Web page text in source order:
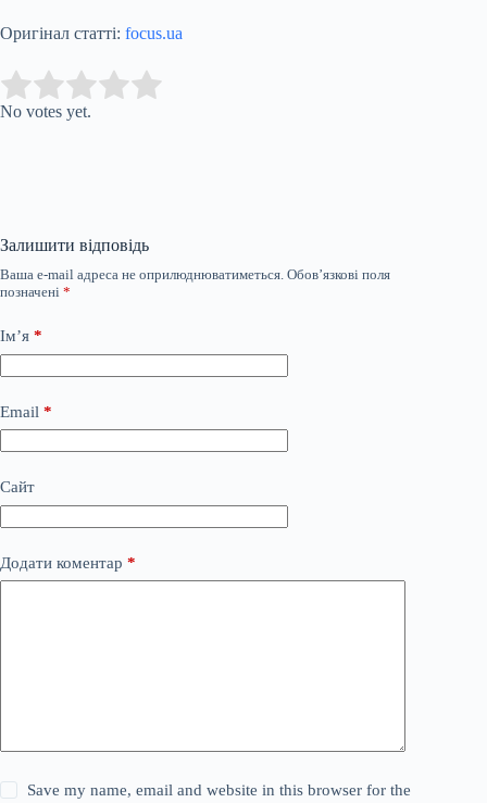
Оригінал статті: focus.ua
Rate this item:
No votes yet.
Залишити відповідь
Ваша e-mail адреса не оприлюднюватиметься. Обов’язкові поля
позначені *
Ім’я *
Email *
Сайт
Додати коментар *
Save my name, email and website in this browser for the